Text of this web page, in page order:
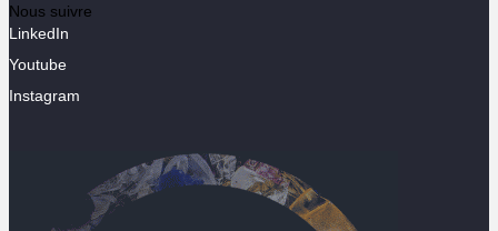
Nous suivre
LinkedIn
Youtube
Instagram